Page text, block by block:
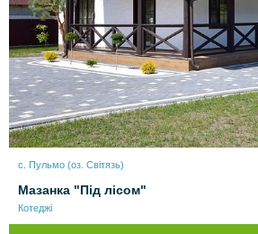
с. Пульмо (оз. Світязь)
Мазанка "Під лісом"
Котеджі